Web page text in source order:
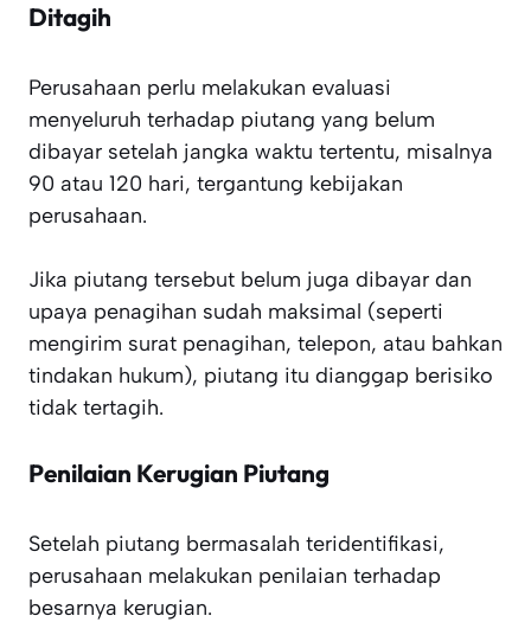
Ditagih
Perusahaan perlu melakukan evaluasi
menyeluruh terhadap piutang yang belum
dibayar setelah jangka waktu tertentu, misalnya
90 atau 120 hari, tergantung kebijakan
perusahaan.
Jika piutang tersebut belum juga dibayar dan
upaya penagihan sudah maksimal (seperti
mengirim surat penagihan, telepon, atau bahkan
tindakan hukum), piutang itu dianggap berisiko
tidak tertagih.
Penilaian Kerugian Piutang
Setelah piutang bermasalah teridentifikasi,
perusahaan melakukan penilaian terhadap
besarnya kerugian.